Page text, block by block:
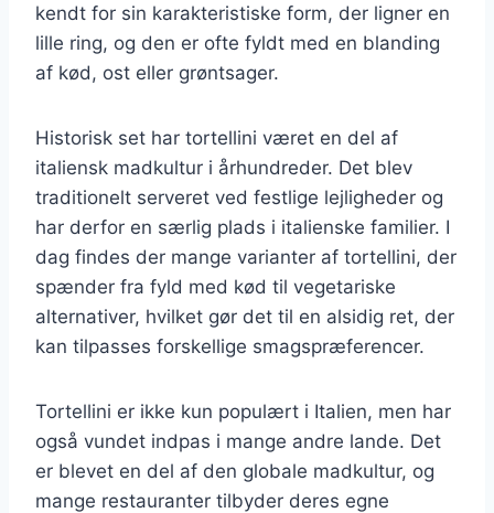
kendt for sin karakteristiske form, der ligner en
lille ring, og den er ofte fyldt med en blanding
af kød, ost eller grøntsager.
Historisk set har tortellini været en del af
italiensk madkultur i århundreder. Det blev
traditionelt serveret ved festlige lejligheder og
har derfor en særlig plads i italienske familier. I
dag findes der mange varianter af tortellini, der
spænder fra fyld med kød til vegetariske
alternativer, hvilket gør det til en alsidig ret, der
kan tilpasses forskellige smagspræferencer.
Tortellini er ikke kun populært i Italien, men har
også vundet indpas i mange andre lande. Det
er blevet en del af den globale madkultur, og
mange restauranter tilbyder deres egne